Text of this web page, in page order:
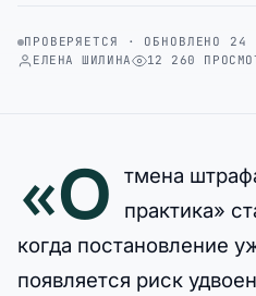
ПРОВЕРЯЕТСЯ · ОБНОВЛЕНО 24
ЕЛЕНА ШИЛИНА
12 260
«О
тмена
практика»
когда постановление
появляется риск